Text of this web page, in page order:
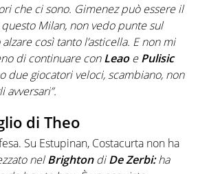
che ci sono. Gimenez può essere il
Milan, non vedo punte sul
così tanto l’asticella. E non mi
di continuare conLeaoePulisic
due giocatori veloci, scambiano, non
di Theo
Su Estupinan, Costacurta non ha
nelBrightondiDe Zerbi:ha